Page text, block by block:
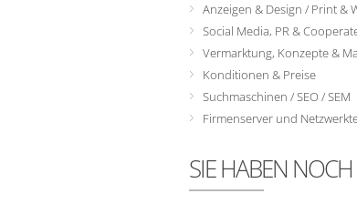
Anzeigen & Design / Print &
Social Media, PR &
Vermarktung, Konzepte &
Konditionen & Preise
Suchmaschinen / SEO / SEM
Firmenserver und
SIE HABEN NOCH